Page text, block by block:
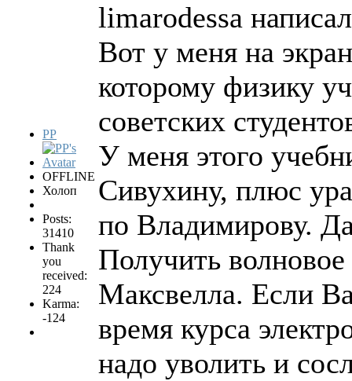
PP
OFFLINE
Холоп
Posts:
31410
Thank
you
received:
224
Karma:
-124
limarodessa
Вот у меня на
которому физику
советских
У меня этого
Сивухину, плюс
по Владимирову.
Получить
Максвелла. Если
время курса
надо уволить и